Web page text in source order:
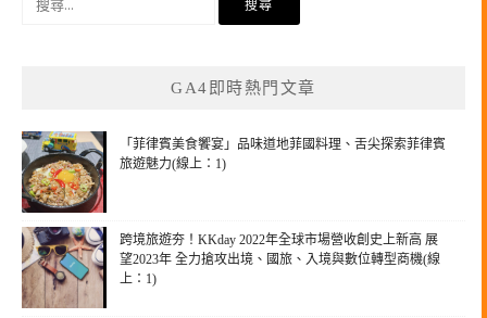
GA4即時熱門文章
「菲律賓美食饗宴」品味道地菲國料理、舌尖探索菲律賓
旅遊魅力(線上：1)
跨境旅遊夯！KKday 2022年全球市場營收創史上新高 展
望2023年 全力搶攻出境、國旅、入境與數位轉型商機(線
上：1)